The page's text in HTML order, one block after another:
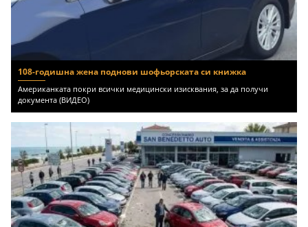
108-годишна жена поднови шофьорската си книжка
Американката покри всички медицински изисквания, за да получи
документа (ВИДЕО)